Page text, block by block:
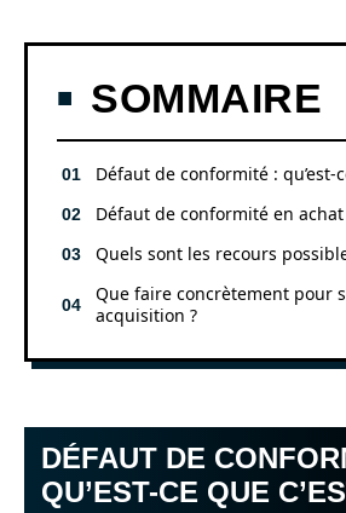
SOMMAIRE
Défaut de conformité : qu’est-
Défaut de conformité en
Quels sont les recours
Que faire concrètement pour
acquisition ?
DÉFAUT DE
QU’EST-CE QUE